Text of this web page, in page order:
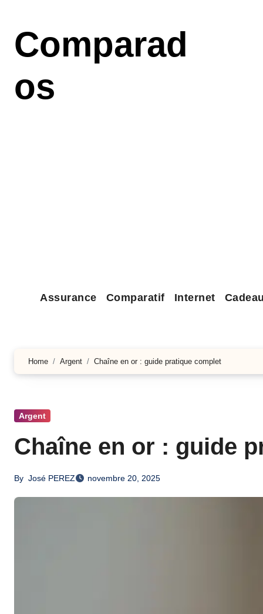
contenu
principal
Comparad
os
Assurance Comparatif Internet
Home Argent Chaîne en or : guide pratique complet
Argent
Chaîne en or : guide
By José PEREZ novembre 20, 2025